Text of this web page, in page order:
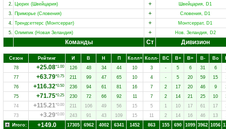
2. Цюрих (Швейцария) +
Швейцария, D1
3. Приморье (Словения) +
Словения, D1
4. Трендсеттерс (Монтсеррат) +
Монтсеррат, D1
5. Олимпик (Новая Зеландия) + Нов. Зеландия, D2
Команды Ст Дивизион
Сезон Рейтинг И В Н П Колл+ Колл- ВC В+ В= В- Вo
78
+25.08*1.00 126 48 34 44 10 3 - 5 6 31 6
77
+63.79*0.75 211 99 47 65 10 4 - 5 20 59 15
76
+116.32*0.50 236 94 61 81 16 7 2 17 20 46 9
75
+71.75*0.25 230 72 66 92 11 7 2 14 21 25 10
74
+115.21*0.00 211 106 49 56 15 5 1 10 17 61 17
73
+3.29*0.00 243 91 43 109 15 11 2 14 16 46 13
Итого:
+149.0 17305 6962 4002 6341 1452 863 155 690 1099 3962 1056